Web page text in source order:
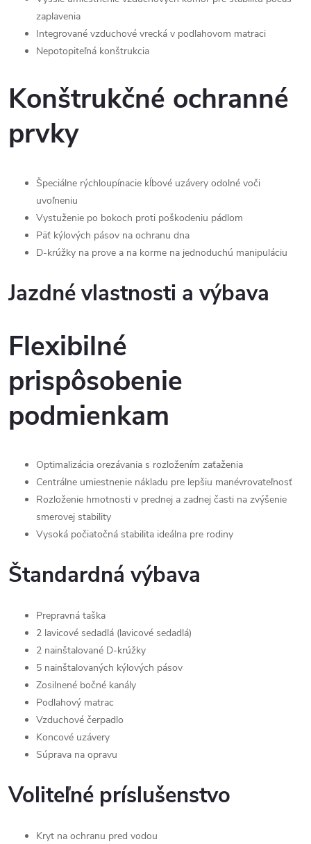
zaplavenia
Integrované vzduchové vrecká v podlahovom matraci
Nepotopiteľná konštrukcia
Konštrukčné ochranné
prvky
Špeciálne rýchloupínacie kĺbové uzávery odolné voči
uvoľneniu
Vystuženie po bokoch proti poškodeniu pádlom
Päť kýlových pásov na ochranu dna
D-krúžky na prove a na korme na jednoduchú manipuláciu
Jazdné vlastnosti a výbava
Flexibilné
prispôsobenie
podmienkam
Optimalizácia orezávania s rozložením zaťaženia
Centrálne umiestnenie nákladu pre lepšiu manévrovateľnosť
Rozloženie hmotnosti v prednej a zadnej časti na zvýšenie
smerovej stability
Vysoká počiatočná stabilita ideálna pre rodiny
Štandardná výbava
Prepravná taška
2 lavicové sedadlá (lavicové sedadlá)
2 nainštalované D-krúžky
5 nainštalovaných kýlových pásov
Zosilnené bočné kanály
Podlahový matrac
Vzduchové čerpadlo
Koncové uzávery
Súprava na opravu
Voliteľné príslušenstvo
Kryt na ochranu pred vodou